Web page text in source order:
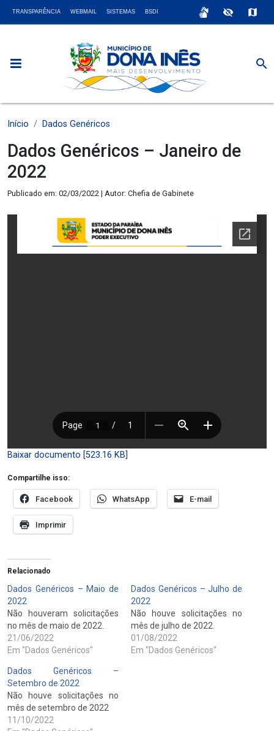
TRANSPARÊNCIA WEBMAIL SISTEMAS BSDI sign_language visibility_off map
search
Início Dados Genéricos
Dados Genéricos – Janeiro de
2022
Publicado em: 02/03/2022 | Autor: Chefia de Gabinete
Baixar documento [523.16 KB]
Compartilhe isso:
Facebook WhatsApp E-mail
Imprimir
Relacionado
Dados Genéricos – Maio de
2022
Não houveram solicitações
no mês de maio de 2022.
21/06/2022
Em "Dados Genéricos"
Dados Genéricos – Julho de
2022
Não houve solicitações no
mês de julho de 2022.
01/08/2022
Em "Dados Genéricos"
Dados Genéricos –
Setembro de 2022
Não houve solicitações no
mês de setembro de 2022
11/10/2022